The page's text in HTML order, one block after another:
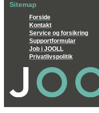
Sitemap
Forside
Kontakt
Service og forsikring
Supportformular
Job i JOOLL
Privatlivspolitik